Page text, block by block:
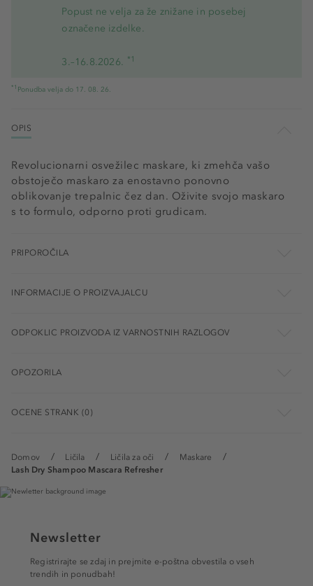
Domov Ličila Ličila za oči
Maskare
Lash Dry Shampoo Mascara Refresher
Popust ne velja za že znižane in posebej
označene izdelke.
3.–16.8.2026. *1
*1 Ponudba velja do 17. 08. 26.
OPIS
Revolucionarni osvežilec maskare, ki zmehča vašo
obstoječo maskaro za enostavno ponovno
oblikovanje trepalnic čez dan. Oživite svojo maskaro
s to formulo, odporno proti grudicam.
PRIPOROČILA
INFORMACIJE O PROIZVAJALCU
ODPOKLIC PROIZVODA IZ VARNOSTNIH RAZLOGOV
OPOZORILA
OCENE STRANK (0)
Newsletter
Registrirajte se zdaj in prejmite e-poštna obvestila o vseh
trendih in ponudbah!